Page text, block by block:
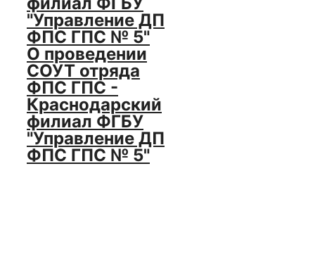
"Управление ДП
ФПС ГПС № 5"
О проведении
СОУТ отряда
ФПС ГПС -
Краснодарский
филиал ФГБУ
"Управление ДП
ФПС ГПС № 5"